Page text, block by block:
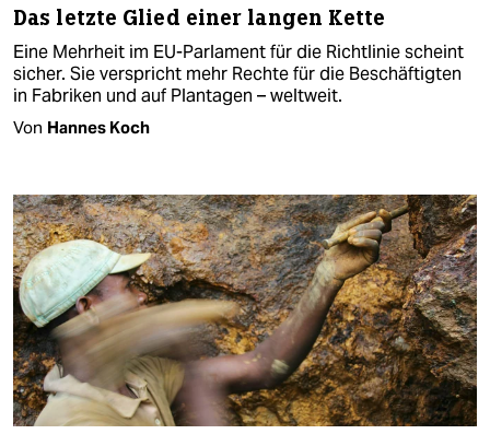
Das letzte Glied einer langen Kette
Eine Mehrheit im EU-Parlament für die Richtlinie scheint
sicher. Sie verspricht mehr Rechte für die Beschäftigten
in Fabriken und auf Plantagen – weltweit.
Von Hannes Koch